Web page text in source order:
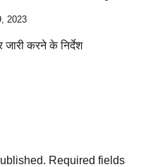
2023
जारी करने के निर्देश
Required fields